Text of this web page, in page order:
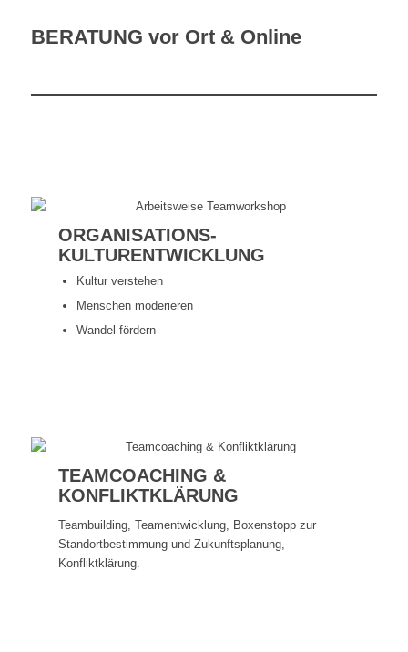
BERATUNG vor Ort & Online
ORGANISATIONS-
KULTURENTWICKLUNG
Kultur verstehen
Menschen moderieren
Wandel fördern
TEAMCOACHING &
KONFLIKTKLÄRUNG
Teambuilding, Teamentwicklung, Boxenstopp zur
Standortbestimmung und Zukunftsplanung,
Konfliktklärung.